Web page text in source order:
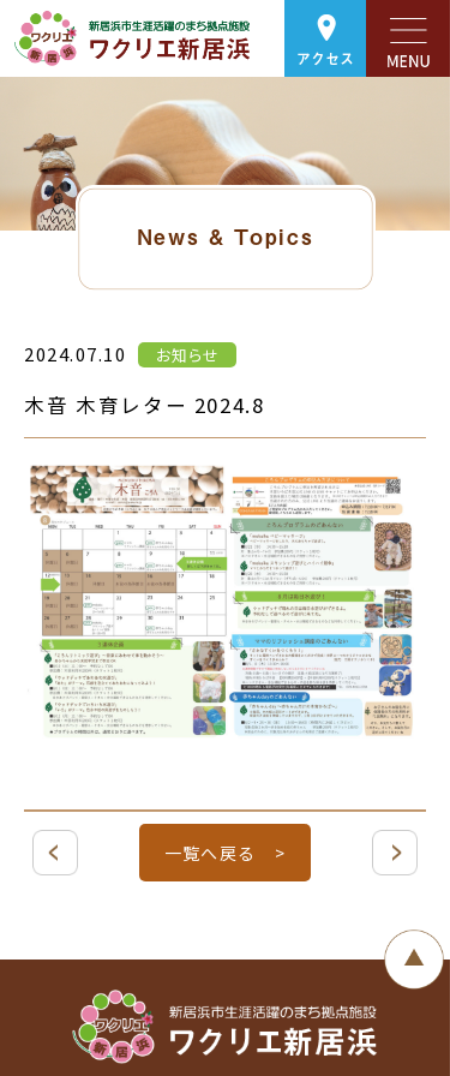
アクセス
News & Topics
2024.07.10 お知らせ
木音 木育レター 2024.8
一覧へ戻る >